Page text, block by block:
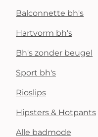
Balconnette bh's
Hartvorm bh's
Bh's zonder beugel
Sport bh's
Rioslips
Hipsters & Hotpants
Alle badmode